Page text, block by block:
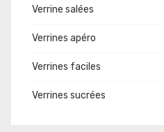
Verrine salées
Verrines apéro
Verrines faciles
Verrines sucrées